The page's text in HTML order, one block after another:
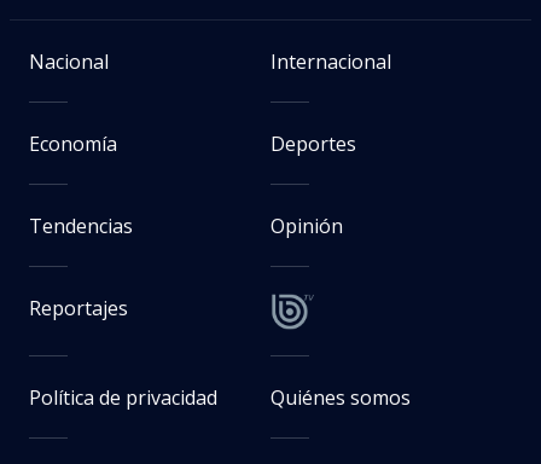
Nacional Internacional
Economía Deportes
Tendencias Opinión
Reportajes
Política de privacidad Quiénes somos